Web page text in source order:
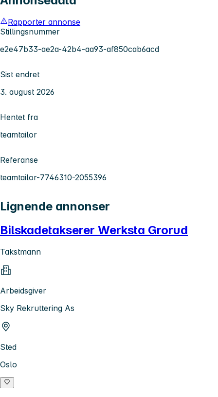
Rapporter annonse
Stillingsnummer
e2e47b33-ae2a-42b4-aa93-af850cab6acd
Sist endret
3. august 2026
Hentet fra
teamtailor
Referanse
teamtailor-7746310-2055396
Lignende annonser
Bilskadetakserer Werksta Grorud
Takstmann
Arbeidsgiver
Sky Rekruttering As
Sted
Oslo